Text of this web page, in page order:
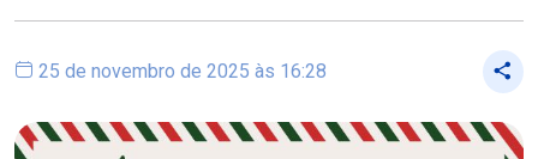
25 de novembro de 2025 às 16:28